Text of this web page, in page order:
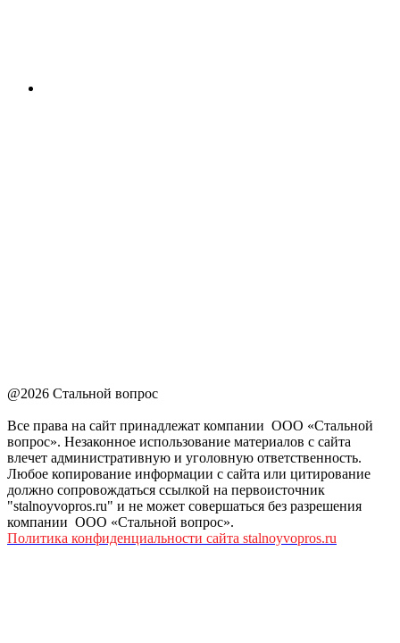
@2026 Стальной вопрос
Все права на сайт принадлежат компании ООО «Стальной
вопрос». Незаконное использование материалов с сайта
влечет административную и уголовную ответственность.
Любое копирование информации с сайта или цитирование
должно сопровождаться ссылкой на первоисточник
"stalnoyvopros.ru" и не может совершаться без разрешения
компании ООО «Стальной вопрос».
Политика конфиденциальности сайта stalnoyvopros.ru